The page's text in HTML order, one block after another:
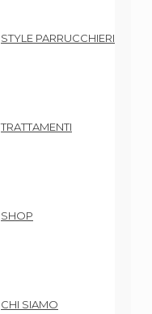
STYLE PARRUCCHIERI
TRATTAMENTI
SHOP
CHI SIAMO